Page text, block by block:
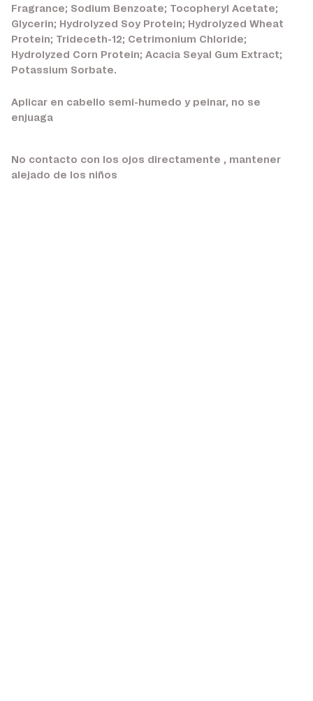
Fragrance; Sodium Benzoate; Tocopheryl Acetate;
Glycerin; Hydrolyzed Soy Protein; Hydrolyzed Wheat
Protein; Trideceth-12; Cetrimonium Chloride;
Hydrolyzed Corn Protein; Acacia Seyal Gum Extract;
Potassium Sorbate.
Aplicar en cabello semi-humedo y peinar, no se
enjuaga
No contacto con los ojos directamente , mantener
alejado de los niños